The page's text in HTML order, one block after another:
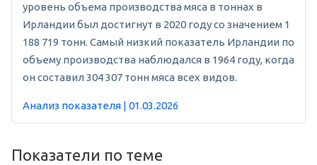
уровень объема производства мяса в тоннах в
Ирландии был достигнут в 2020 году со значением 1
188 719 тонн. Самый низкий показатель Ирландии по
объему производства наблюдался в 1964 году, когда
он составил 304 307 тонн мяса всех видов.
Анализ показателя | 01.03.2026
Показатели по теме